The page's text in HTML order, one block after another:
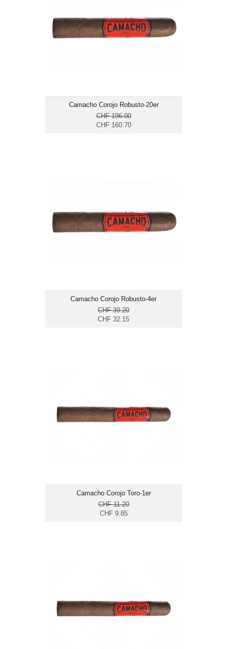
Camacho Corojo Robusto-20er
CHF 196.00
CHF 160.70
Ringmass: 50
Länge: 12.7
mittelkräftig bis kräftig
Camacho Corojo Robusto-4er
CHF 39.20
CHF 32.15
Ringmass: 50
Länge: 12.7
mittelkräftig bis kräftig
Camacho Corojo Toro-1er
CHF 11.20
CHF 9.85
Ringmass: 50
Länge: 15.2
Ringmass: 50
Länge: 15.2